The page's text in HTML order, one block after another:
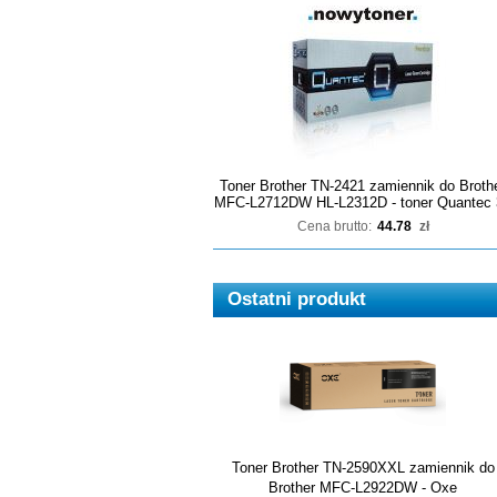
Toner Brother TN-2421 zamiennik do
MFC-L2712DW HL-L2312D - toner Quantec
Cena brutto: 44.78 zł
Ostatni produkt
Toner Brother TN-2590XXL zamiennik do
Brother MFC-L2922DW - Oxe